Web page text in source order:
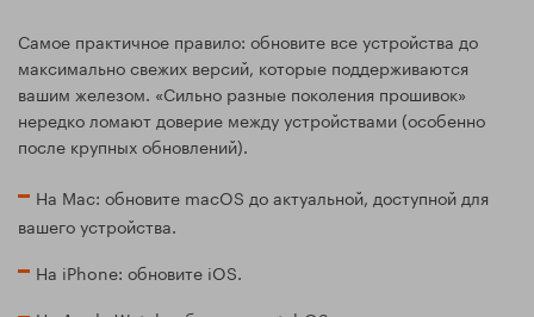
Самое практичное правило: обновите все устройства до
максимально свежих версий, которые поддерживаются
вашим железом. «Сильно разные поколения прошивок»
нередко ломают доверие между устройствами (особенно
после крупных обновлений).
На Mac: обновите macOS до актуальной, доступной для
вашего устройства.
На iPhone: обновите iOS.